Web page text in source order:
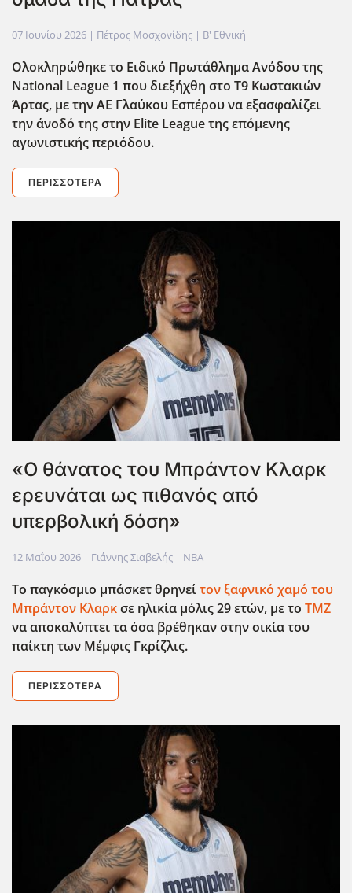
07 Ιουνίου 2026 | Πέτρος Μοσχονίδης | Β' Εθνική
Ολοκληρώθηκε το Ειδικό Πρωτάθλημα Ανόδου της
National League 1 που διεξήχθη στο Τ9 Κωστακιών
Άρτας, με την ΑΕ Γλαύκου Εσπέρου να εξασφαλίζει
την άνοδό της στην Elite League της επόμενης
αγωνιστικής περιόδου.
ΠΕΡΙΣΣΌΤΕΡΑ
«Ο θάνατος του Μπράντον Κλαρκ
ερευνάται ως πιθανός από
υπερβολική δόση»
12 Μαΐου 2026 | Γιάννης Σιαβελής | NBA
Το παγκόσμιο μπάσκετ θρηνείτον ξαφνικό χαμό του
Μπράντον Κλαρκσε ηλικία μόλις 29 ετών, με το TMZ
να αποκαλύπτει τα όσα βρέθηκαν στην οικία του
παίκτη των Μέμφις Γκρίζλις.
ΠΕΡΙΣΣΌΤΕΡΑ